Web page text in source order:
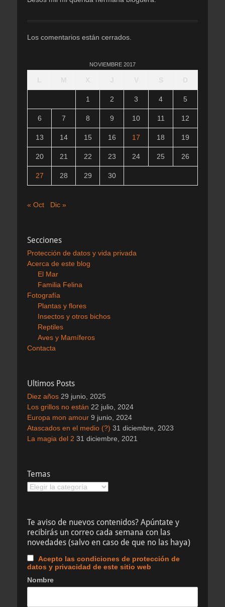
Los comentarios están cerrados.
NOVIEMBRE 2017
1 2 3 4 5
6 7 8 9 10 11 12
13 14 15 16 17 18 19
20 21 22 23 24 25 26
27 28 29 30
« Oct Dic »
Secciones
Protección de datos y vida privada
Acerca de este blog
El Mar
Familia Felina
Fotografía
Plantas y flores
Insectos y otros bichos
Reptiles
Aves y Mamíferos
Contacta
Ultimos Posts
Diez años 29 junio, 2025
Los grillos no están 22 julio, 2024
Europa mon amour 9 junio, 2024
Atascados en el medio (?) 31 diciembre, 2023
La magia del 2 31 diciembre, 2021
Temas
Temas
Te aviso de nuevos contenidos? Apúntate y
recibirás un correo cada semana con las
novedades (salvo en caso de que no las haya)
Acepto las condiciones de protección de
datos y privacidad de este sitio web
Nombre